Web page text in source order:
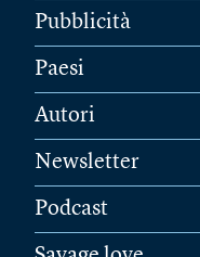
Pubblicità
Paesi
Autori
Newsletter
Podcast